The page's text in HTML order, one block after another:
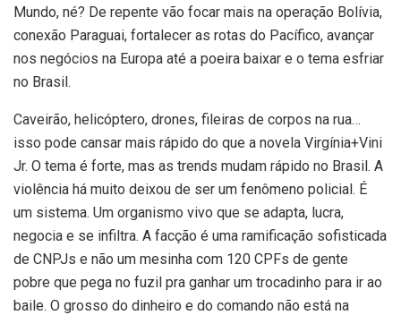
Mundo, né? De repente vão focar mais na operação Bolívia,
conexão Paraguai, fortalecer as rotas do Pacífico, avançar
nos negócios na Europa até a poeira baixar e o tema esfriar
no Brasil.
Caveirão, helicóptero, drones, fileiras de corpos na rua…
isso pode cansar mais rápido do que a novela Virgínia+Vini
Jr. O tema é forte, mas as trends mudam rápido no Brasil. A
violência há muito deixou de ser um fenômeno policial. É
um sistema. Um organismo vivo que se adapta, lucra,
negocia e se infiltra. A facção é uma ramificação sofisticada
de CNPJs e não um mesinha com 120 CPFs de gente
pobre que pega no fuzil pra ganhar um trocadinho para ir ao
baile. O grosso do dinheiro e do comando não está na